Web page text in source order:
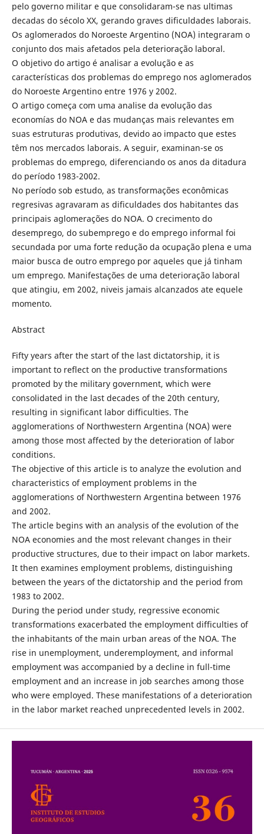
pelo governo militar e que consolidaram-se nas ultimas
decadas do sécolo XX, gerando graves dificuldades laborais.
Os aglomerados do Noroeste Argentino (NOA) integraram o
conjunto dos mais afetados pela deterioração laboral.
O objetivo do artigo é analisar a evolução e as
características dos problemas do emprego nos aglomerados
do Noroeste Argentino entre 1976 y 2002.
O artigo começa com uma analise da evolução das
economías do NOA e das mudanças mais relevantes em
suas estruturas produtivas, devido ao impacto que estes
têm nos mercados laborais. A seguir, examinan-se os
problemas do emprego, diferenciando os anos da ditadura
do período 1983-2002.
No período sob estudo, as transformações econômicas
regresivas agravaram as dificuldades dos habitantes das
principais aglomerações do NOA. O crecimento do
desemprego, do subemprego e do emprego informal foi
secundada por uma forte redução da ocupação plena e uma
maior busca de outro emprego por aqueles que já tinham
um emprego. Manifestações de uma deterioração laboral
que atingiu, em 2002, niveis jamais alcanzados ate equele
momento.
Abstract
Fifty years after the start of the last dictatorship, it is
important to reflect on the productive transformations
promoted by the military government, which were
consolidated in the last decades of the 20th century,
resulting in significant labor difficulties. The
agglomerations of Northwestern Argentina (NOA) were
among those most affected by the deterioration of labor
conditions.
The objective of this article is to analyze the evolution and
characteristics of employment problems in the
agglomerations of Northwestern Argentina between 1976
and 2002.
The article begins with an analysis of the evolution of the
NOA economies and the most relevant changes in their
productive structures, due to their impact on labor markets.
It then examines employment problems, distinguishing
between the years of the dictatorship and the period from
1983 to 2002.
During the period under study, regressive economic
transformations exacerbated the employment difficulties of
the inhabitants of the main urban areas of the NOA. The
rise in unemployment, underemployment, and informal
employment was accompanied by a decline in full-time
employment and an increase in job searches among those
who were employed. These manifestations of a deterioration
in the labor market reached unprecedented levels in 2002.